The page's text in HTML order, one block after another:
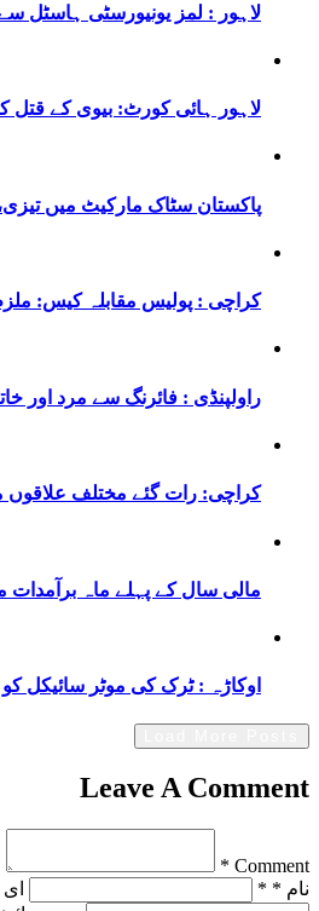
لاہور : لمز یونیورسٹی ہاسٹل
لاہور ہائی کورٹ: بیوی کے قتل
پاکستان سٹاک مارکیٹ میں تیزی،
کراچی : پولیس مقابلہ کیس:
راولپنڈی : فائرنگ سے مرد اور
کراچی: رات گئے مختلف علاقوں
مالی سال کے پہلے ماہ برآمدات میں 31
اوکاڑہ : ٹرک کی موٹر سائیکل کو
Leave A Comment
Comment *
نام * *